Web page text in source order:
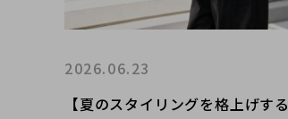
【夏のスタイリングを格上げする
2026.06.23